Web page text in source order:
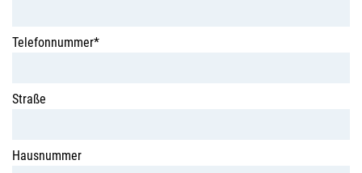
Telefonnummer*
Straße
Hausnummer